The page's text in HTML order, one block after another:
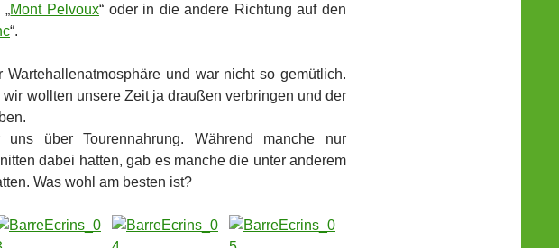
Mont Pelvoux“ oder in die andere Richtung auf den
“.
und war nicht so gemütlich.
wollten unsere Zeit ja draußen verbringen und der
uns über Tourennahrung. Während manche nur
dabei hatten, gab es manche die unter anderem
Was wohl am besten ist?